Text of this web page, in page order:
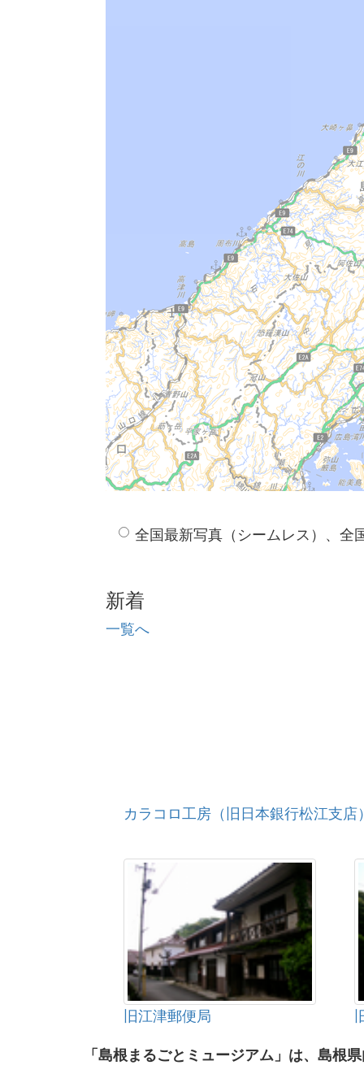
全国最新写真（シームレス）、全
新着
一覧へ
カラコロ工房（旧日本銀行松江支店
旧江津郵便局
「島根まるごとミュージアム」は、島根